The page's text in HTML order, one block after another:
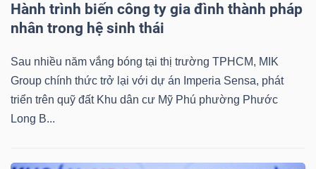
Hành trình biến công ty gia đình thành pháp
nhân trong hệ sinh thái
Sau nhiều năm vắng bóng tại thị trường TPHCM, MIK
Group chính thức trở lại với dự án Imperia Sensa, phát
triển trên quỹ đất Khu dân cư Mỹ Phú phường Phước
Long B...
chính
Dữ
liệu
chính